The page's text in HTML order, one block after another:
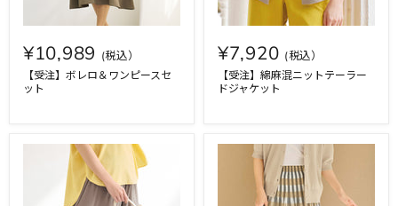
¥10,989
【受注】ボレロ＆ワンピースセ
ット
¥7,920
【受注】綿麻混ニットテーラー
ドジャケット